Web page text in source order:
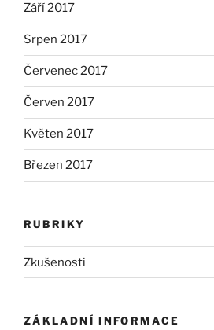
Září 2017
Srpen 2017
Červenec 2017
Červen 2017
Květen 2017
Březen 2017
RUBRIKY
Zkušenosti
ZÁKLADNÍ INFORMACE